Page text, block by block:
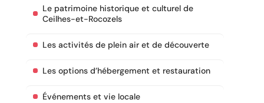
Le patrimoine historique et culturel de
Ceilhes-et-Rocozels
Les activités de plein air et de découverte
Les options d’hébergement et restauration
Événements et vie locale